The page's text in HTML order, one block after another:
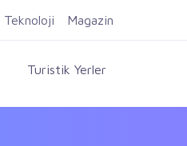
Kayıt Ol Giriş Yap
Turistik Yerler
Teknoloji Magazin